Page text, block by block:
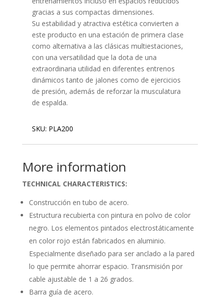
gracias a sus compactas dimensiones.
Su estabilidad y atractiva estética convierten a
este producto en una estación de primera clase
como alternativa a las clásicas multiestaciones,
con una versatilidad que la dota de una
extraordinaria utilidad en diferentes entrenos
dinámicos tanto de jalones como de ejercicios
de presión, además de reforzar la musculatura
de espalda.
SKU: PLA200
More information
TECHNICAL CHARACTERISTICS:
Construcción en tubo de acero.
Estructura recubierta con pintura en polvo de color
negro. Los elementos pintados electrostáticamente
en color rojo están fabricados en aluminio.
Especialmente diseñado para ser anclado a la pared
lo que permite ahorrar espacio. Transmisión por
cable ajustable de 1 a 26 grados.
Barra guía de acero.